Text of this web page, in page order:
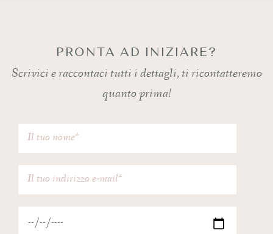
PRONTA AD INIZIARE?
Scrivici e raccontaci tutti i dettagli, ti ricontatteremo
quanto prima!